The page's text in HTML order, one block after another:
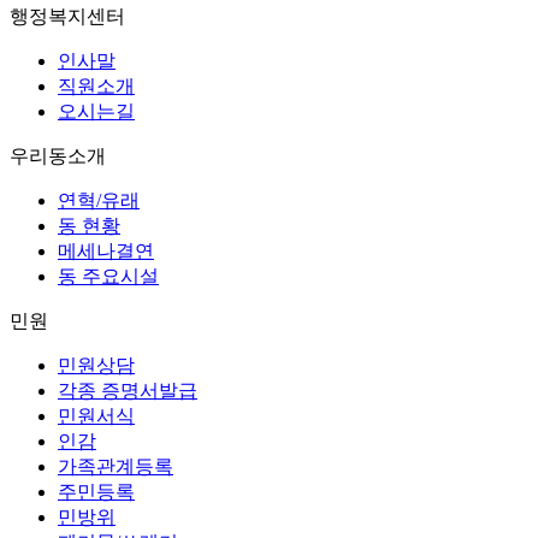
행정복지센터
인사말
직원소개
오시는길
우리동소개
연혁/유래
동 현황
메세나결연
동 주요시설
민원
민원상담
각종 증명서발급
민원서식
인감
가족관계등록
주민등록
민방위